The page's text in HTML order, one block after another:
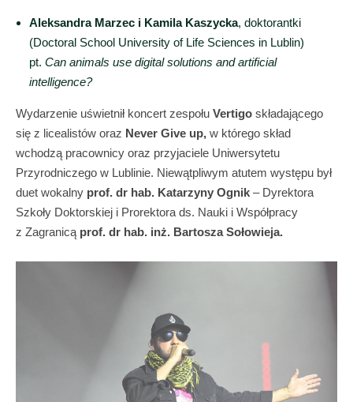
Aleksandra Marzec i Kamila Kaszycka, doktorantki
(Doctoral School University of Life Sciences in Lublin)
pt. Can animals use digital solutions and artificial
intelligence?
Wydarzenie uświetnił koncert zespołu Vertigo składającego
się z licealistów oraz Never Give up, w którego skład
wchodzą pracownicy oraz przyjaciele Uniwersytetu
Przyrodniczego w Lublinie. Niewątpliwym atutem występu był
duet wokalny prof. dr hab. Katarzyny Ognik – Dyrektora
Szkoły Doktorskiej i Prorektora ds. Nauki i Współpracy
z Zagranicą prof. dr hab. inż. Bartosza Sołowieja.